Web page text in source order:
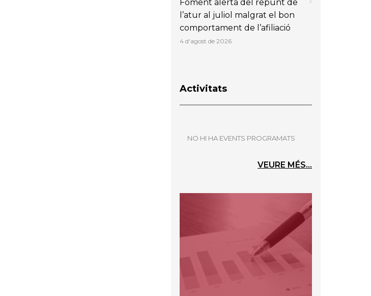
Foment alerta del repunt de
l’atur al juliol malgrat el bon
comportament de l’afiliació
4 d'agost de 2026
Activitats
NO HI HA EVENTS PROGRAMATS
VEURE MÉS...